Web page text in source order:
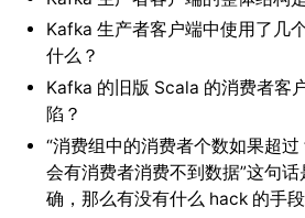
Kafka 生产者客户端中使用了几
什么？
Kafka 的旧版 Scala 的消费者客
陷？
“消费组中的消费者个数如果超
会有消费者消费不到数据”这句
确，那么有没有什么 hack 的手段